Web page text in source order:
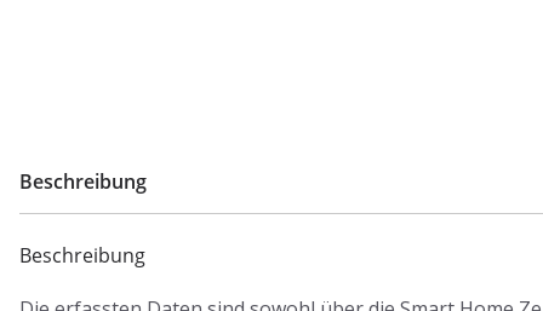
Beschreibung
Beschreibung